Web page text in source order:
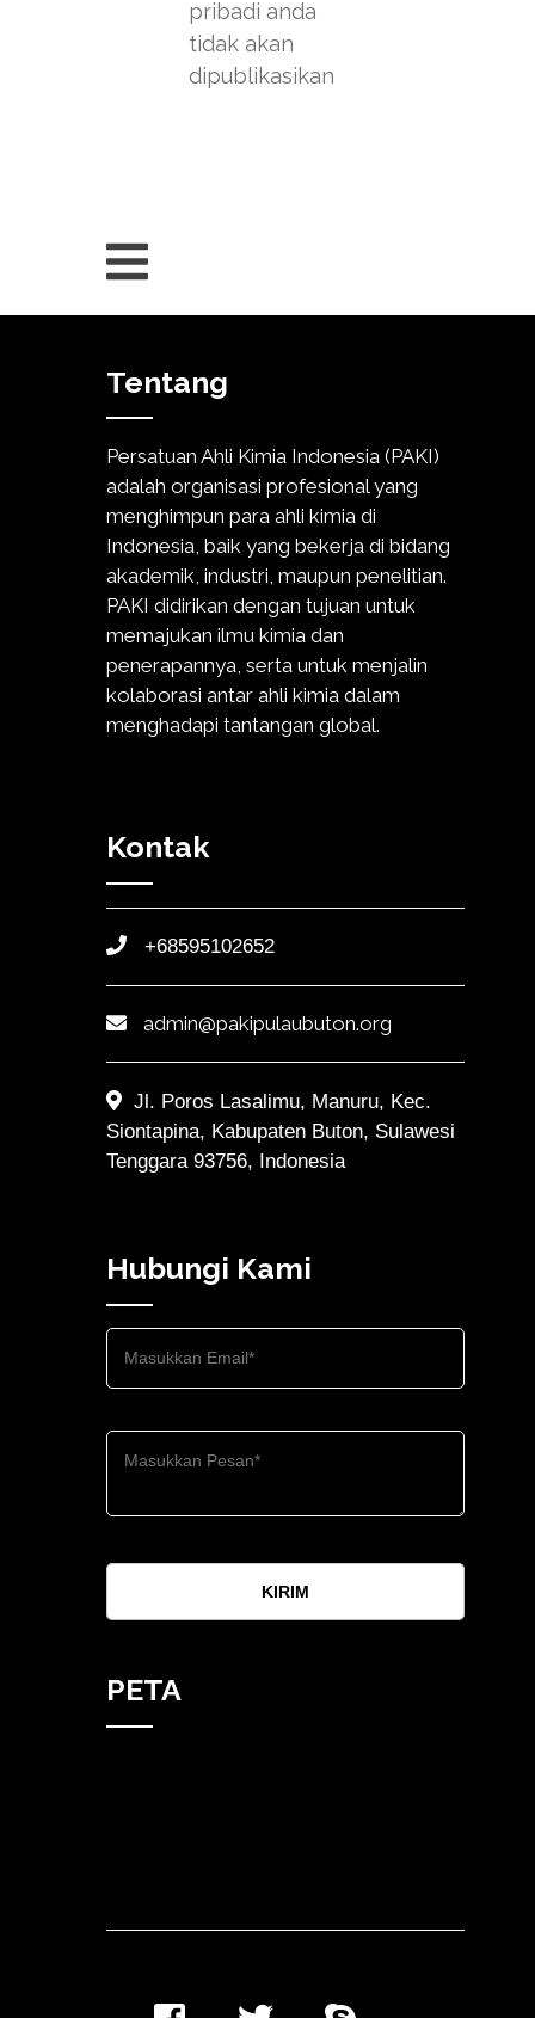
pribadi anda
tidak akan
dipublikasikan
Tentang
Persatuan Ahli Kimia Indonesia (PAKI)
adalah organisasi profesional yang
menghimpun para ahli kimia di
Indonesia, baik yang bekerja di bidang
akademik, industri, maupun penelitian.
PAKI didirikan dengan tujuan untuk
memajukan ilmu kimia dan
penerapannya, serta untuk menjalin
kolaborasi antar ahli kimia dalam
menghadapi tantangan global.
Kontak
+68595102652
admin@pakipulaubuton.org
Jl. Poros Lasalimu, Manuru, Kec.
Siontapina, Kabupaten Buton, Sulawesi
Tenggara 93756, Indonesia
Hubungi Kami
KIRIM
PETA